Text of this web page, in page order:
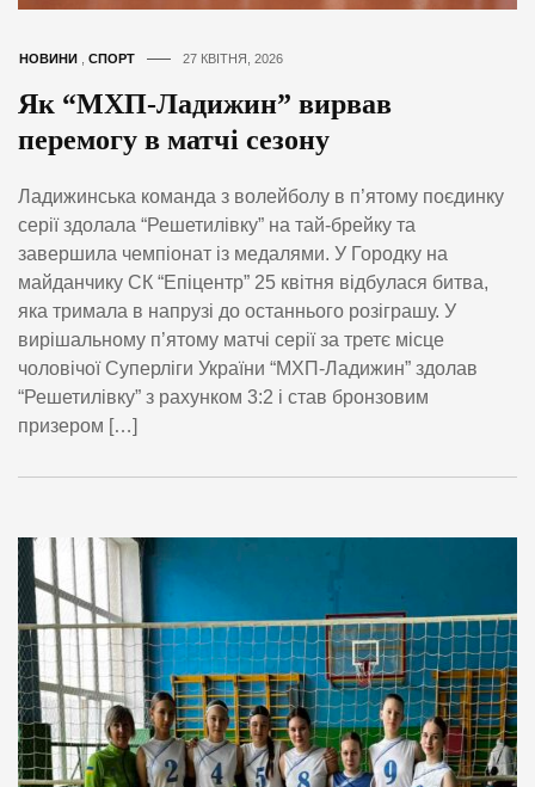
НОВИНИ СПОРТ 27 КВІТНЯ, 2026
Як “МХП-Ладижин” вирвав
перемогу в матчі сезону
Ладижинська команда з волейболу в п’ятому поєдинку
серії здолала “Решетилівку” на тай-брейку та
завершила чемпіонат із медалями. У Городку на
майданчику СК “Епіцентр” 25 квітня відбулася битва,
яка тримала в напрузі до останнього розіграшу. У
вирішальному п’ятому матчі серії за третє місце
чоловічої Суперліги України “МХП-Ладижин” здолав
“Решетилівку” з рахунком 3:2 і став бронзовим
призером […]